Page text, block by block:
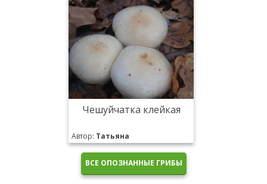
Чешуйчатка клейкая
Автор: Татьяна
ВСЕ ОПОЗНАННЫЕ ГРИБЫ